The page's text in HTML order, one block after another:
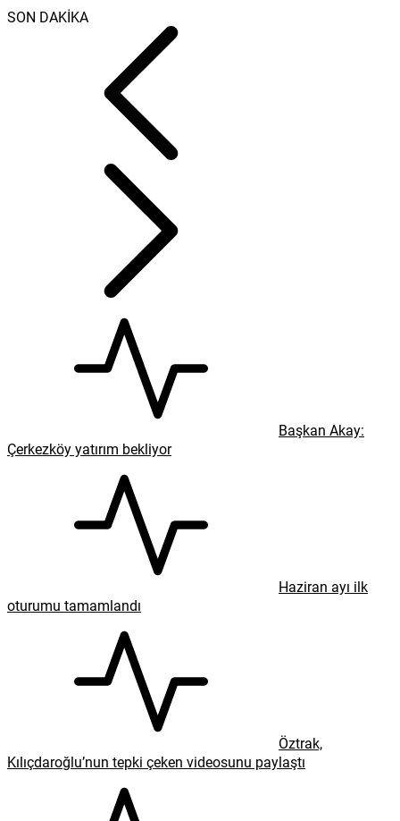
SON DAKİKA
Başkan Akay:
Çerkezköy yatırım bekliyor
Haziran ayı ilk
oturumu tamamlandı
Öztrak,
Kılıçdaroğlu’nun tepki çeken videosunu paylaştı